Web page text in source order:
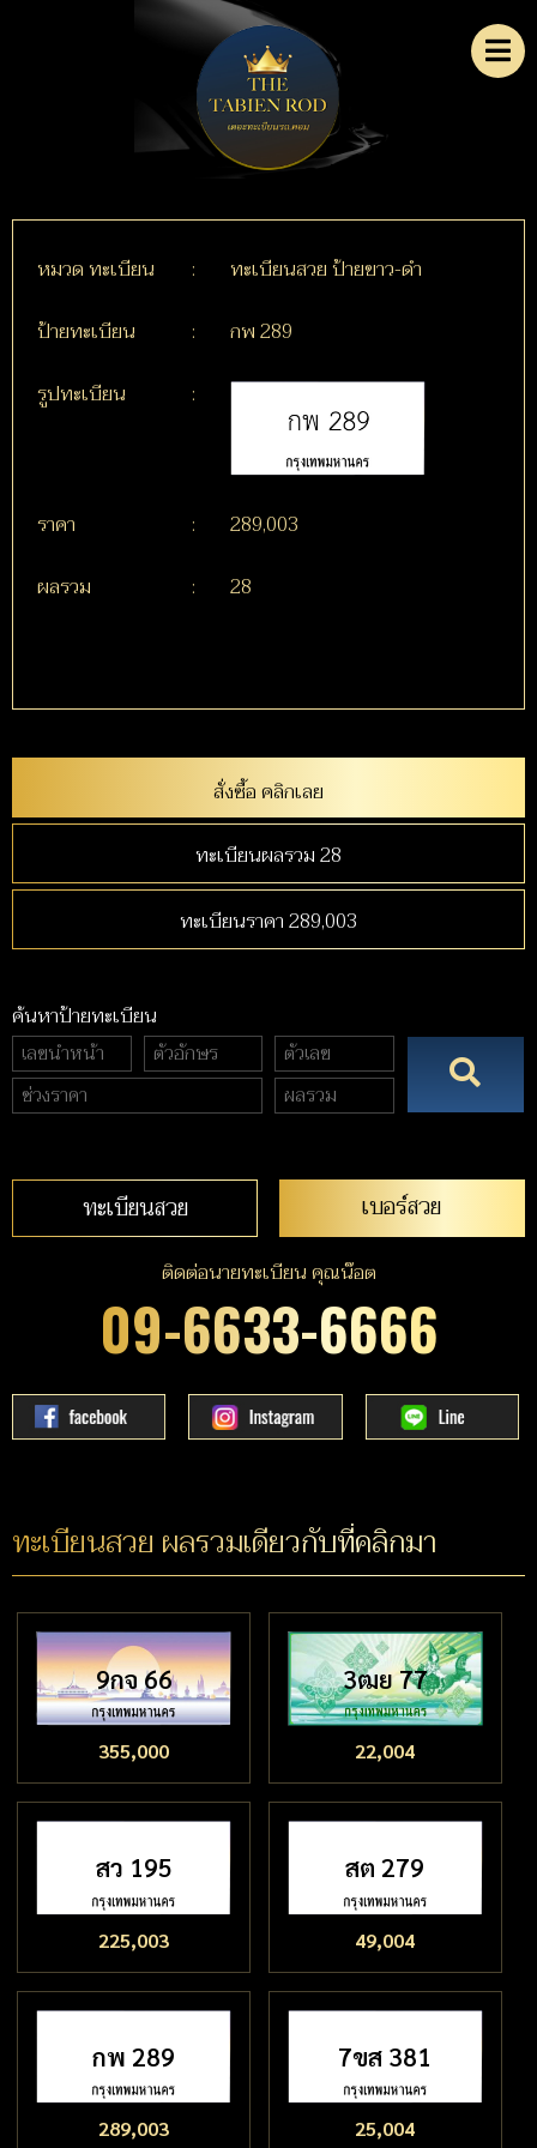
หมวด ทะเบียน :
ทะเบียนสวย ป้ายขาว-ดำ
ป้ายทะเบียน
:
กพ 289
รูปทะเบียน
:
ราคา :
289,003
ผลรวม
: 28
สั่งซื้อ คลิกเลย
ทะเบียนผลรวม 28
ทะเบียนราคา 289,003
ค้นหาป้ายทะเบียน
ทะเบียนสวย เบอร์สวย
ติดต่อนายทะเบียน คุณน๊อต
09-6633-6666
ทะเบียนสวย ผลรวมเดียวกับที่คลิกมา
9กจ 66
355,000
3ฒย 77
22,004
สว 195
225,003
สต 279
49,004
กพ 289
289,003
7ขส 381
25,004